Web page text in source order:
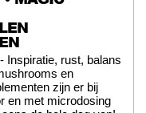
- Inspiratie, rust, balans
en
zijn er bij
en met microdosing